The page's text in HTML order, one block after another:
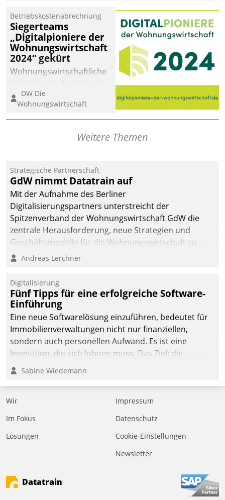
Betriebskostenabrechnung
Siegerteams
„Digitalpioniere der
Wohnungswirtschaft
2024“ gekürt
Wohnungswirtschaftliche
eine digitale Zukunft zu
finden, ist das Ziel des
Awards „Digitalpioniere
Wohnungswirtschaft“.
dafür ein Team
bestehend aus
Wohnungsunternehmen
und PropTech.
DW Die
Wohnungswirtschaft
Weitere Themen
Strategische Partnerschaft
GdW nimmt Datatrain auf
Mit der Aufnahme des Berliner
Digitalisierungspartners unterstreicht der
Spitzenverband der Wohnungswirtschaft GdW die
zentrale Herausforderung, neue Strategien und
Geschäftsmodelle für die Wohnungswirtschaft zu
entwickeln.
Andreas Lerchner
Digitalisierung
Fünf Tipps für eine erfolgreiche Software-
Einführung
Eine neue Softwarelösung einzuführen, bedeutet für
Immobilienverwaltungen nicht nur finanziellen,
sondern auch personellen Aufwand. Es ist eine
Investition, die sich lohnen muss. Das Ziel: die
nachhaltige Optimierung der Geschäftsabläufe. Damit
dieses Ziel erreicht wird, sollten einige Grundregeln
befolgt werden.
Sabine Wiedemann
Wir
Im Fokus
Lösungen
Impressum
Datenschutz
Cookie-Einstellungen
Newsletter
Datatrain